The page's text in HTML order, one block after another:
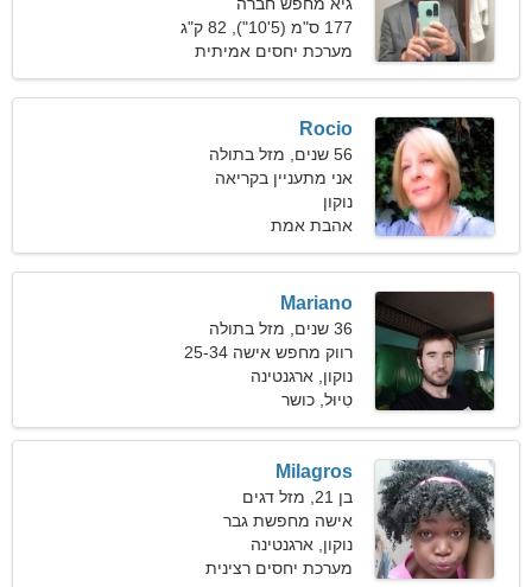
177 ס"מ (5'10"), 82 ק"ג
(180 פאונד)
מערכת יחסים אמיתית
Rocio
56 שנים, מזל בתולה
אני מתעניין בקריאה
ובסנובורד
נוקון
אהבת אמת
Mariano
36 שנים, מזל בתולה
רווק מחפש אישה 25-34
נוקון, ארגנטינה
טִיוּל, כושר
Milagros
בן 21, מזל דגים
אישה מחפשת גבר
נוקון, ארגנטינה
מערכת יחסים רצינית